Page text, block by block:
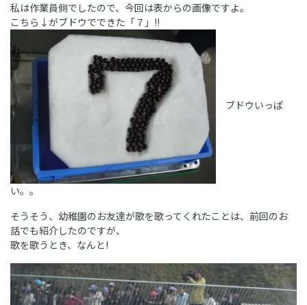
私は作業員側でしたので、今回は表からの画像ですよ。
こちら↓がブドウでできた「７」!!
ブドウいっぱ
い。。
そうそう、幼稚園のお友達が歌を歌ってくれたことは、前回のお
話でも紹介したのですが、
歌を歌うとき、なんと!